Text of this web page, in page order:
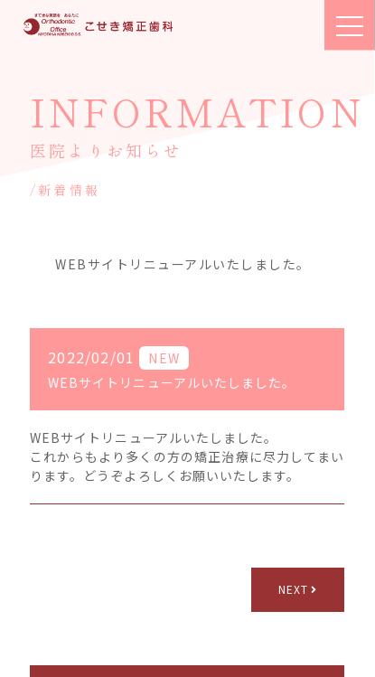
toggle
INFORMATION
医院よりお知らせ
/新着情報
WEBサイトリニューアルいたしました。
2022/02/01 NEW
WEBサイトリニューアルいたしました。
WEBサイトリニューアルいたしました。
これからもより多くの方の矯正治療に尽力してまい
ります。どうぞよろしくお願いいたします。
NEXT